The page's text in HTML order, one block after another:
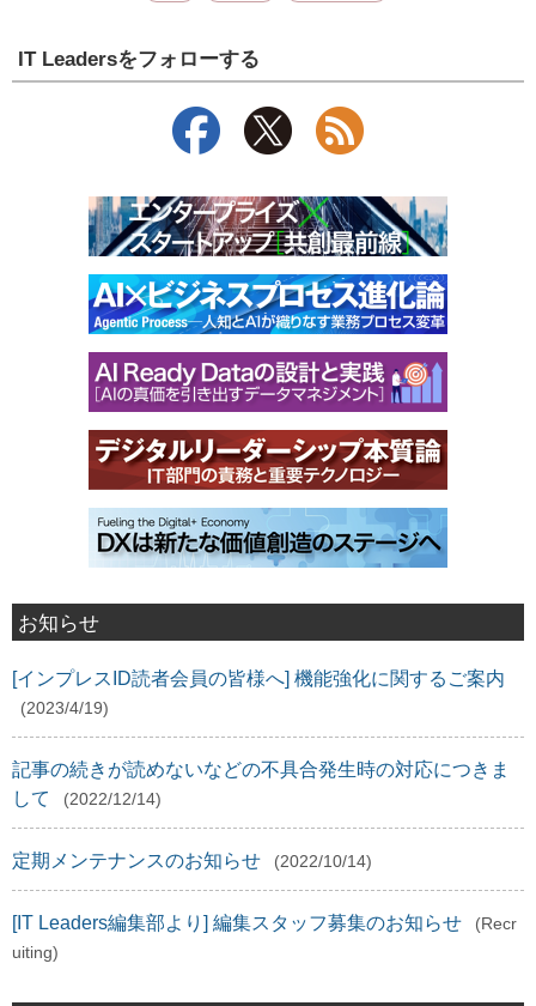
IT Leadersをフォローする
お知らせ
[インプレスID読者会員の皆様へ] 機能強化に関するご案内
(2023/4/19)
記事の続きが読めないなどの不具合発生時の対応につきま
して
(2022/12/14)
定期メンテナンスのお知らせ (2022/10/14)
[IT Leaders編集部より] 編集スタッフ募集のお知らせ
(Recr
uiting)